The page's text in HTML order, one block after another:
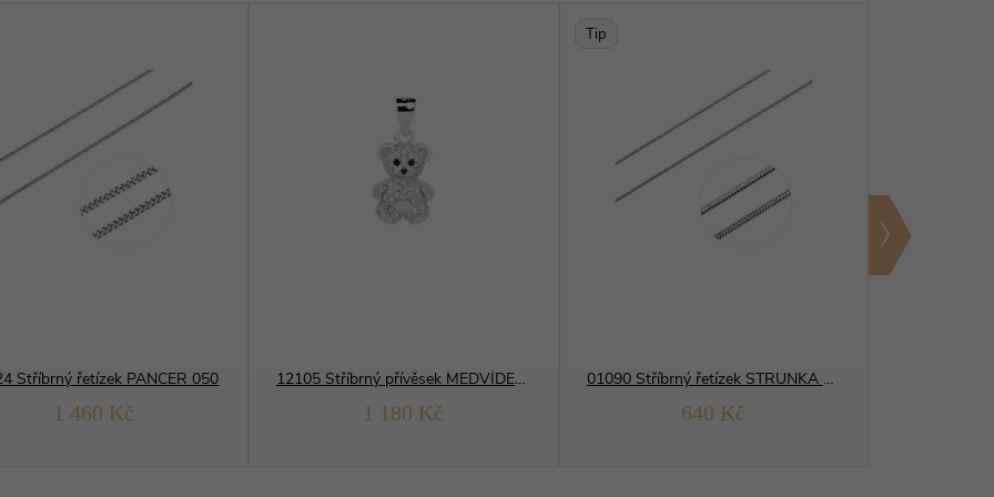
Stříbrný řetízek PANCER 050
1 460 Kč
12105 Stříbrný přívěsek MEDVÍDEK zirkon
1 180 Kč
Tip
01090 Stříbrný řetízek STRUNKA HLADKÁ osmihran
640 Kč